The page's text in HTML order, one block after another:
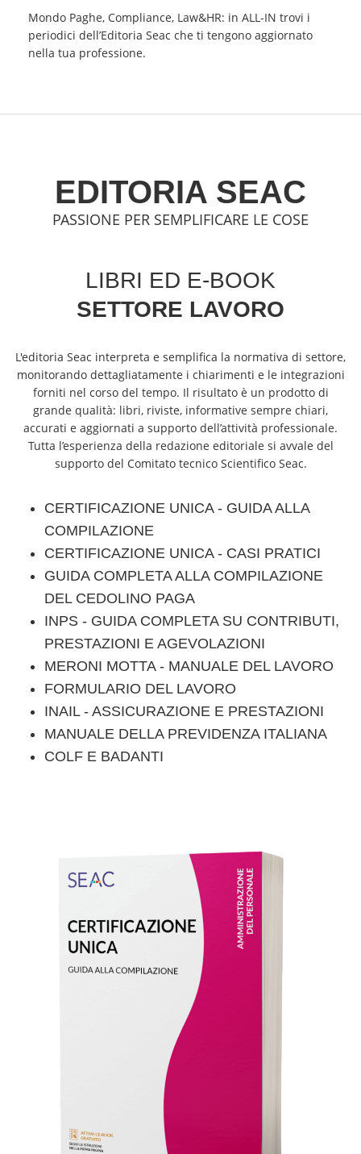
Mondo Paghe, Compliance, Law&HR: in ALL-IN trovi i
periodici dell’Editoria Seac che ti tengono aggiornato
nella tua professione.
EDITORIA SEAC
PASSIONE PER SEMPLIFICARE LE COSE
LIBRI ED E-BOOK
SETTORE LAVORO
L'editoria Seac interpreta e semplifica la normativa di settore,
monitorando dettagliatamente i chiarimenti e le integrazioni
forniti nel corso del tempo. Il risultato è un prodotto di
grande qualità: libri, riviste, informative sempre chiari,
accurati e aggiornati a supporto dell’attività professionale.
Tutta l’esperienza della redazione editoriale si avvale del
supporto del Comitato tecnico Scientifico Seac.
CERTIFICAZIONE UNICA - GUIDA ALLA
COMPILAZIONE
CERTIFICAZIONE UNICA - CASI PRATICI
GUIDA COMPLETA ALLA COMPILAZIONE
DEL CEDOLINO PAGA
INPS - GUIDA COMPLETA SU CONTRIBUTI,
PRESTAZIONI E AGEVOLAZIONI
MERONI MOTTA - MANUALE DEL LAVORO
FORMULARIO DEL LAVORO
INAIL - ASSICURAZIONE E PRESTAZIONI
MANUALE DELLA PREVIDENZA ITALIANA
COLF E BADANTI